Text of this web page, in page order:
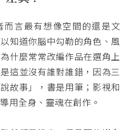
而言最有想像空間的還是文
知道你腦中勾勒的角色、風
什麼常常改編作品在選角上
這並沒有誰對誰錯，因為三
故事」，書是用筆；影視和
用全身、靈魂在創作。